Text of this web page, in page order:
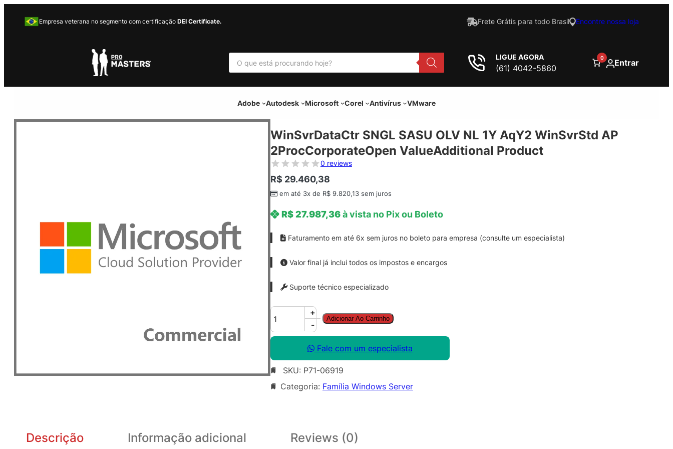
Empresa veterana no segmento com certificação DEI Certificate. Frete Grátis para todo Brasil Encontre nossa loja
P
s
u
r
LIGUE AGORA
(61) 4042-5860
0 Entrar
Adobe Autodesk Microsoft Corel Antivírus VMware
WinSvrDataCtr SNGL SASU OLV NL 1Y AqY2 WinSvrStd AP
2ProcCorporateOpen ValueAdditional Product
0 reviews
R$ 29.460,38
em até 3x de R$ 9.820,13 sem juros
R$27.987,36à vista no Pix ou Boleto
Faturamento em até 6x sem juros no boleto para empresa (consulte um especialista)
Valor final já inclui todos os impostos e encargos
Suporte técnico especializado
W
n
v
r
D
+
-
Adicionar Ao Carrinho
Fale com um especialista
SKU: P71-06919
Categoria: Família Windows Server
Descrição Informação adicional Reviews (0)